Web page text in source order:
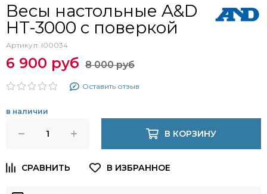
Весы настольные A&D
HT-3000 с поверкой
Артикул: I00034
6 900 руб 8 000 руб
Оставить отзыв
в наличии
В КОРЗИНУ